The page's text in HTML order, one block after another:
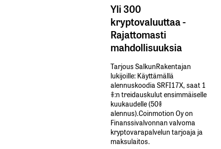
Yli 300
kryptovaluuttaa -
Rajattomasti
mahdollisuuksia
Tarjous SalkunRakentajan
lukijoille: Käyttämällä​ ​
alennuskoodia​ ​SRFI17X,​ ​saat​ ​1
%:n treidauskulut​ ​ensimmäiselle​ ​
kuukaudelle​ ​(50%​ ​
alennus).Coinmotion Oy on
Finanssivalvonnan valvoma
kryptovarapalvelun tarjoaja ja
maksulaitos.